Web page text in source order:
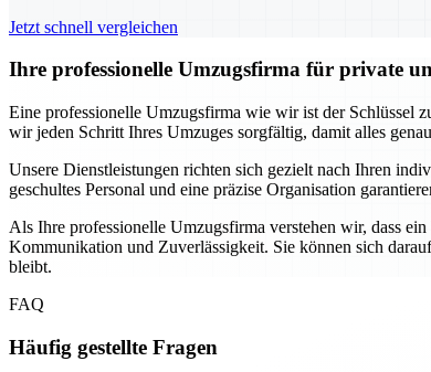
Jetzt schnell vergleichen
Ihre professionelle Umzugsfirma für private
Eine professionelle Umzugsfirma wie wir ist der Schlüssel
wir jeden Schritt Ihres Umzuges sorgfältig, damit alles
Unsere Dienstleistungen richten sich gezielt nach Ihren
geschultes Personal und eine präzise Organisation
Als Ihre professionelle Umzugsfirma verstehen wir, dass
Kommunikation und Zuverlässigkeit. Sie können sich
bleibt.
FAQ
Häufig gestellte Fragen